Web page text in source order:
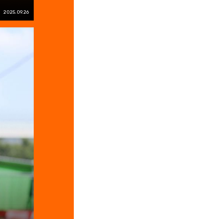
2025.09.26